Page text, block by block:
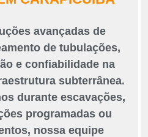
avançadas de
de tubulações,
e confiabilidade na
subterrânea.
durante escavações,
programadas ou
nossa equipe